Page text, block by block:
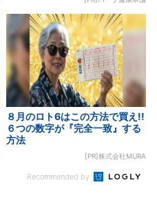
８月のロト6はこの方法で買え!!
６つの数字が『完全一致』する
方法
[PR]株式会社MURA
Recommended by